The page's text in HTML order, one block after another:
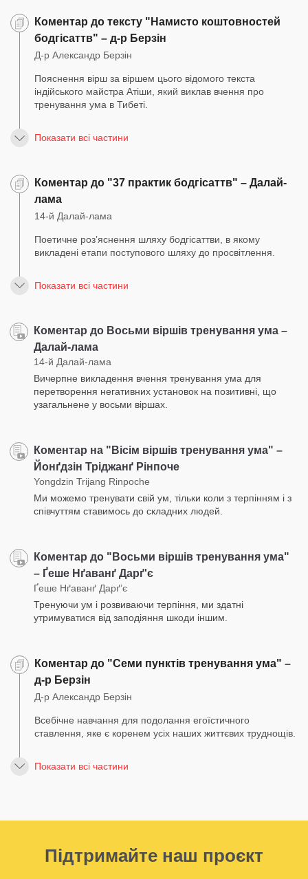
Коментар до тексту "Намисто коштовностей
бодгісаттв" – д-р Берзін
Д-р Александр Берзін
Пояснення вірш за віршем цього відомого текста
індійського майстра Атіши, який виклав вчення про
тренування ума в Тибеті.
Показати всі частини
Коментар до "37 практик бодгісаттв" – Далай-
лама
14-й Далай-лама
Поетичне роз’яснення шляху бодгісаттви, в якому
викладені етапи поступового шляху до просвітлення.
Показати всі частини
Коментар до Восьми віршів тренування ума –
Далай-лама
14-й Далай-лама
Вичерпне викладення вчення тренування ума для
перетворення негативних установок на позитивні, що
узагальнене у восьми віршах.
Коментар на "Вісім віршів тренування ума" –
Йонґдзін Тріджанґ Рінпоче
Yongdzin Trijang Rinpoche
Ми можемо тренувати свій ум, тільки коли з терпінням і з
співчуттям ставимось до складних людей.
Коментар до "Восьми віршів тренування ума"
– Ґеше Нґаванґ Дарґ'є
Ґеше Нґаванґ Дарґ’є
Тренуючи ум і розвиваючи терпіння, ми здатні
утримуватися від заподіяння шкоди іншим.
Коментар до "Семи пунктів тренування ума" –
д-р Берзін
Д-р Александр Берзін
Всебічне навчання для подолання егоїстичного
ставлення, яке є коренем усіх наших життєвих труднощів.
Показати всі частини
Підтримайте наш проєкт